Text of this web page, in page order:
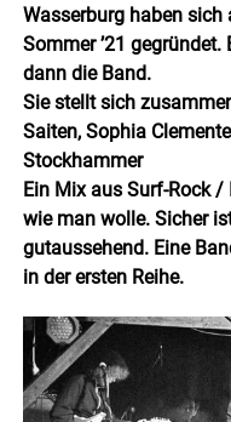
Wasserburg haben sich
Sommer ’21
dann die Band.
Sie stellt sich
Saiten, Sophia
Stockhammer
Ein Mix aus Surf-Rock
wie man wolle. Sicher
gutaussehend. Eine
in der ersten Reihe.